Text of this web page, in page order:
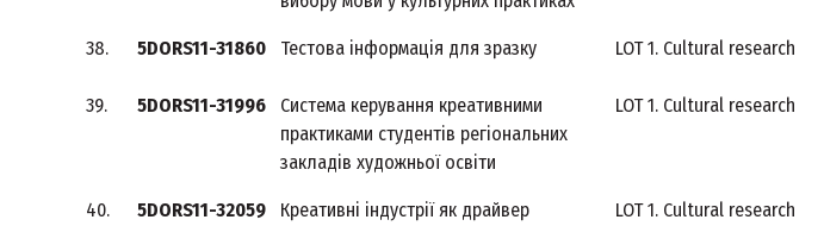
38. 5DORS11-31860 Тестова інформація для зразку LOT 1. Cultural research
39. 5DORS11-31996
Cистема керування креативними
практиками студентів регіональних
закладів художньої освіти
LOT 1. Cultural research
40. 5DORS11-32059
Креативні індустрії як драйвер
LOT 1. Cultural research